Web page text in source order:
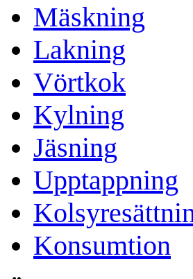
Mäskning
Lakning
Vörtkok
Kylning
Jäsning
Upptappning
Konsumtion